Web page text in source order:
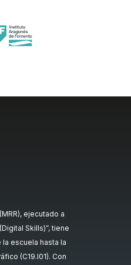
ejecutado a
Skills)”, tiene
escuela hasta la
(C19.I01). Con